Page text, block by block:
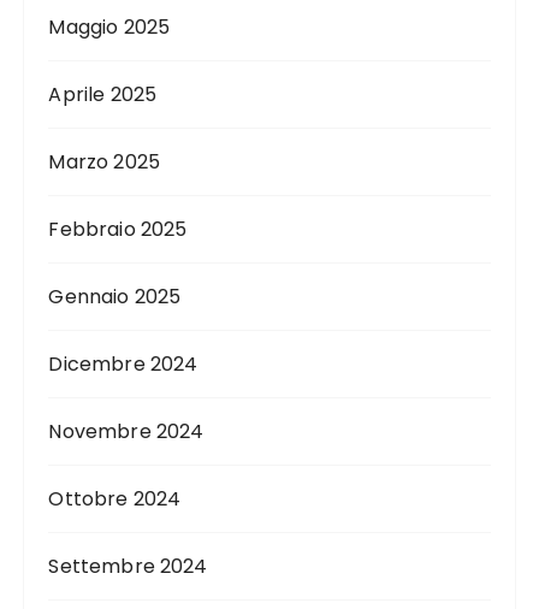
Maggio 2025
Aprile 2025
Marzo 2025
Febbraio 2025
Gennaio 2025
Dicembre 2024
Novembre 2024
Ottobre 2024
Settembre 2024